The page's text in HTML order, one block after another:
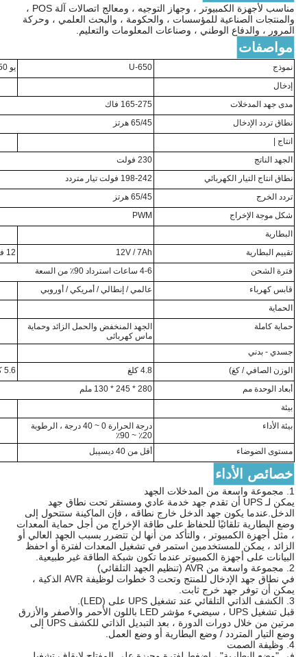
مناسب لأجهزة الكمبيوتر ، وجهاز التوجيه ، ومعالج اتصالات آلة POS ،
والمنتجات الصناعية للمؤسسات ، والحكومة ، والبحث العلمي ، وحركة
المرور ، والدفاع الوطني ، وصناعات المعلومات والتعليم.
مواصفات
نموذج U-650
يو 850
إدخال
مدى جهد المدخلات
165-275 فاك
نطاق تردد الإدخال
65/45 هرتز
انتاج |
الجهد الناتج
230 فولت
نطاق انتاج التيار الكهربائي
198-242 فولت تيار متردد
تردد الخرج
65/45 هرتز
شكل موجة الإخراج
PWM
البطارية
تقييم البطارية
12V / 7Ah
12 فولت / 9 أمبير
فترة الشحن
4-6 ساعات استرداد 90٪ من السعة
قابس كهرباء
عالمي / إنطالي / أمريكي / أوروبي
الحماية
حماية كاملة
الجهد المنخفض والحمل الزائد وحماية
ماس كهربائى
جسدي - بدني
الوزن الصافي / كغ)
4.8 كلغ
5.6 كلغ
أبعاد الوحدة مم
280 * 245 * 130 ملم
بيئة
بيئة الأداء
درجة الحرارة 0 ~ 40 درجة ، الرطوبة
20٪ ~ 90٪
مستوى الضوضاء
أقل من 40 ديسيبل
خصائص الأداء
1. مجموعة واسعة من المدخلات الجهد
يمكن لـ UPS أن تقدم جهد خدمة عادي ومستقر تحت نطاق جهد
الدخل.عندما يكون جهد الدخل خارج نطاقه ، فإن الماكينة ستتحول إلى
وضع البطارية تلقائيًا للحفاظ على طاقة الإخراج من أجل حماية المعدات
، مثل أجهزة الكمبيوتر ، والتأكد من أنها لن تتضرر بسبب الجهد العالي أو
الزائد ، يمكن للمستخدمين استمر في تشغيل المعدات لفترة أو احفظ
البيانات على أجهزة الكمبيوتر عندما تكون شبكة الطاقة غير طبيعية.
2. مجموعة واسعة من AVR (تنظيم الجهد التلقائي)
في نطاق جهد الإدخال للمنتج وتحت 3 خطوات لوظيفة AVR الذكية ،
يمكن أن توفر جهد خرج ثابت.
3. الكشف الذاتي التلقائي عند تشغيل UPS على (LED).
قبل تشغيل UPS ، سيضيء مؤشر LED باللون الأحمر والأصفر والأزرق
مرتين من خلال دورات الدورة ، بعد التبديل الذاتي للكشف UPS إلى
وضع التيار المتردد / وضع البطارية أو وضع العمل.
4. وظيفة الصمت